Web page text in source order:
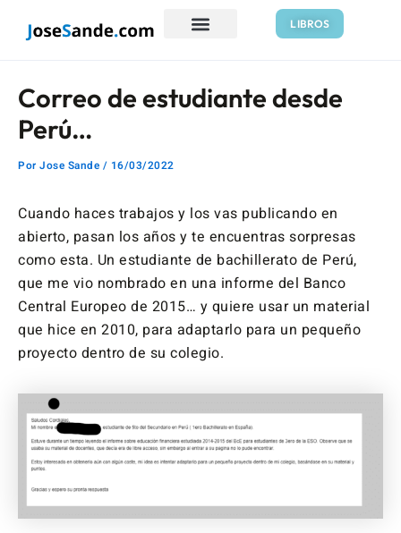
LIBROS
Correo de estudiante desde
Perú…
Por Jose Sande / 16/03/2022
Cuando haces trabajos y los vas publicando en
abierto, pasan los años y te encuentras sorpresas
como esta. Un estudiante de bachillerato de Perú,
que me vio nombrado en una informe del Banco
Central Europeo de 2015… y quiere usar un material
que hice en 2010, para adaptarlo para un pequeño
proyecto dentro de su colegio.
de